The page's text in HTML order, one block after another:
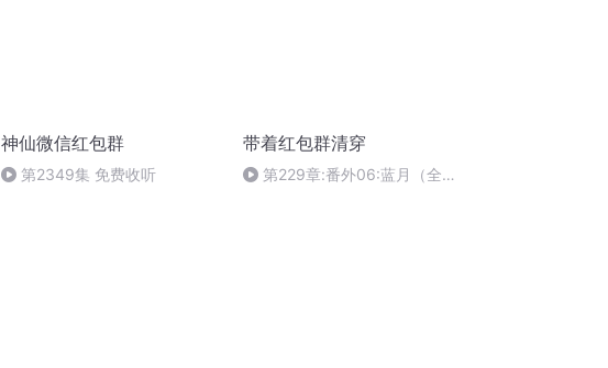
神仙微信红包群
第2349集 免费收听
带着红包群清穿
第229章:番外06:蓝月（全书